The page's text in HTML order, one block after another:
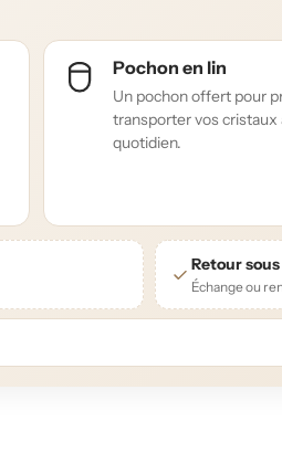
Pochon en lin
Un pochon offert pour
transporter vos cristaux
quotidien.
Retour sous
Échange ou